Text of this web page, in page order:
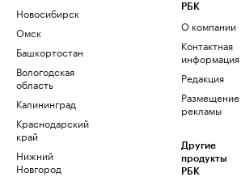
Новосибирск
Омск
Башкортостан
Вологодская
область
Калининград
Краснодарский
край
Нижний
Новгород
РБК
О компании
Контактная
информация
Редакция
Размещение
рекламы
Другие
продукты
РБК